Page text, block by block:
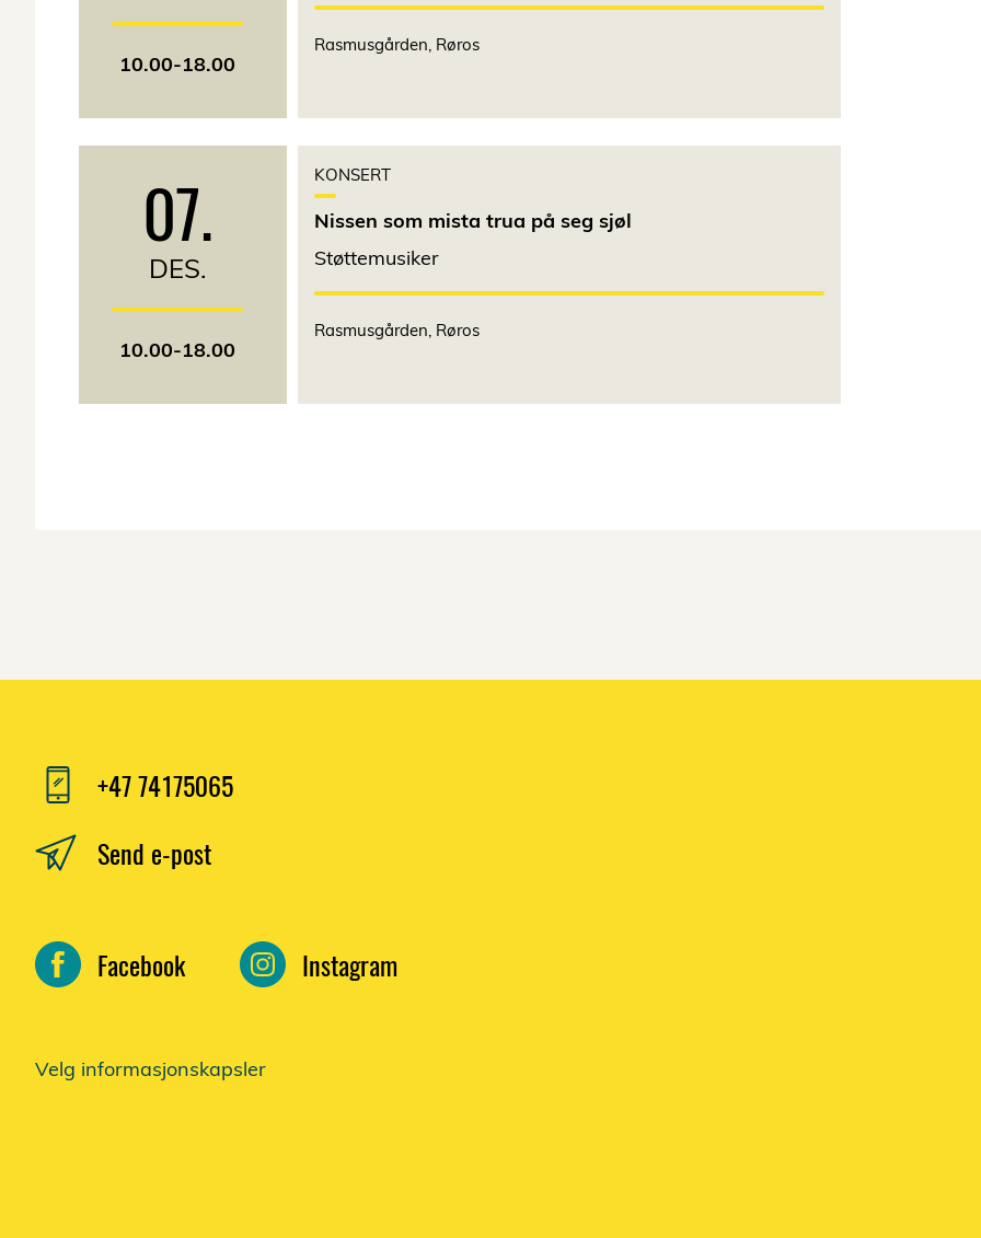
10.00-18.00
Rasmusgården, Røros
07.
DES.
10.00-18.00
KONSERT
Nissen som mista trua på seg sjøl
Støttemusiker
Rasmusgården, Røros
+47 74175065
Send e-post
Facebook Instagram
Velg informasjonskapsler